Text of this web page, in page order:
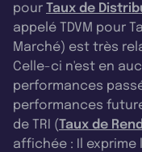
pour Taux de
appelé TDVM pour
Marché) est très
Celle-ci n'est en
performances
performances
de TRI (Taux de
affichée : Il